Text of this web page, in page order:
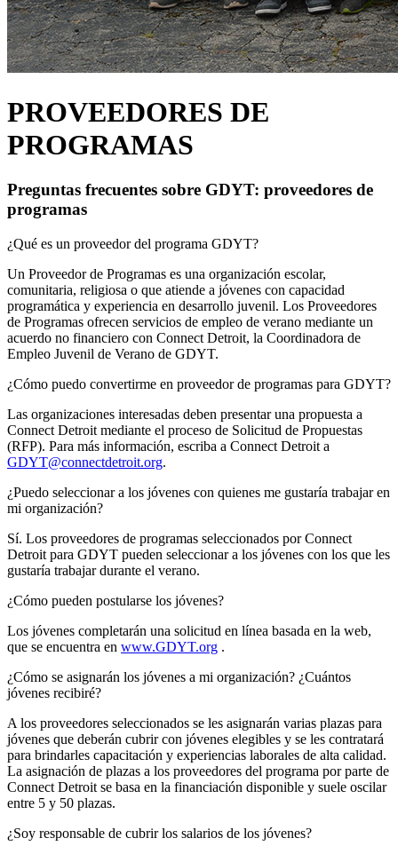
PROVEEDORES DE
PROGRAMAS
Preguntas frecuentes sobre GDYT: proveedores de
programas
¿Qué es un proveedor del programa GDYT?
Un Proveedor de Programas es una organización escolar,
comunitaria, religiosa o que atiende a jóvenes con capacidad
programática y experiencia en desarrollo juvenil. Los Proveedores
de Programas ofrecen servicios de empleo de verano mediante un
acuerdo no financiero con Connect Detroit, la Coordinadora de
Empleo Juvenil de Verano de GDYT.
¿Cómo puedo convertirme en proveedor de programas para GDYT?
Las organizaciones interesadas deben presentar una propuesta a
Connect Detroit mediante el proceso de Solicitud de Propuestas
(RFP). Para más información, escriba a Connect Detroit a
GDYT@connectdetroit.org.
¿Puedo seleccionar a los jóvenes con quienes me gustaría trabajar en
mi organización?
Sí. Los proveedores de programas seleccionados por Connect
Detroit para GDYT pueden seleccionar a los jóvenes con los que les
gustaría trabajar durante el verano.
¿Cómo pueden postularse los jóvenes?
Los jóvenes completarán una solicitud en línea basada en la web,
que se encuentra en www.GDYT.org .
¿Cómo se asignarán los jóvenes a mi organización? ¿Cuántos
jóvenes recibiré?
A los proveedores seleccionados se les asignarán varias plazas para
jóvenes que deberán cubrir con jóvenes elegibles y se les contratará
para brindarles capacitación y experiencias laborales de alta calidad.
La asignación de plazas a los proveedores del programa por parte de
Connect Detroit se basa en la financiación disponible y suele oscilar
entre 5 y 50 plazas.
¿Soy responsable de cubrir los salarios de los jóvenes?